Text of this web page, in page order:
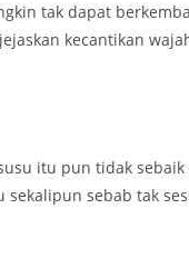
tak dapat
kecantikan
itu pun tidak
sekalipun sebab tak